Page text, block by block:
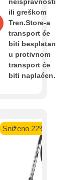
neispravnosti
ili greškom
Tren.Store-a
transport će
biti besplatan
u protivnom
transport će
biti naplaćen.
Sniženo 22%
kupca
banka VISA
do 36 rata